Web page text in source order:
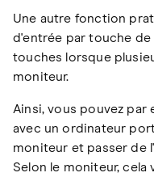
Une autre fonction
d'entrée par touche
touches lorsque
moniteur.
Ainsi, vous pouvez par
avec un ordinateur
moniteur et passer de
Selon le moniteur,